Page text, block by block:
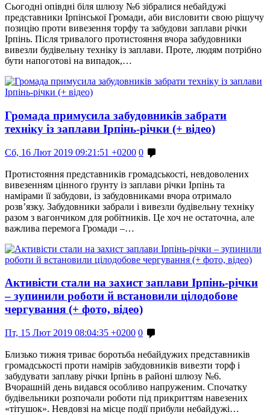
Сьогодні опівдні біля шлюзу №6 зібралися небайдужі
представники Ірпінської Громади, аби висловити свою рішучу
позицію проти вивезення торфу та забудови заплави річки
Ірпінь. Після тривалого протистояння вчора забудовники
вивезли будівельну техніку із заплави. Проте, людям потрібно
бути напоготові на випадок,…
Громада примусила забудовників забрати
техніку із заплави Ірпінь-річки (+ відео)
Сб, 16 Лют 2019 09:21:51 +0200 0
Протистояння представників громадськості, невдоволених
вивезенням цінного ґрунту із заплави річки Ірпінь та
намірами її забудови, із забудовниками вчора отримало
розв’язку. Забудовники забрали і вивезли будівельну техніку
разом з вагончиком для робітників. Це хоч не остаточна, але
важлива перемога Громади –…
Активісти стали на захист заплави Ірпінь-річки
– зупинили роботи й встановили цілодобове
чергування (+ фото, відео)
Пт, 15 Лют 2019 08:04:35 +0200 0
Близько тижня триває боротьба небайдужих представників
громадськості проти намірів забудовників вивезти торф і
забудувати заплаву річки Ірпінь в районі шлюзу №6.
Вчорашній день видався особливо напруженим. Спочатку
будівельники розпочали роботи під прикриттям навезених
«тітушок». Невдовзі на місце події прибули небайдужі…